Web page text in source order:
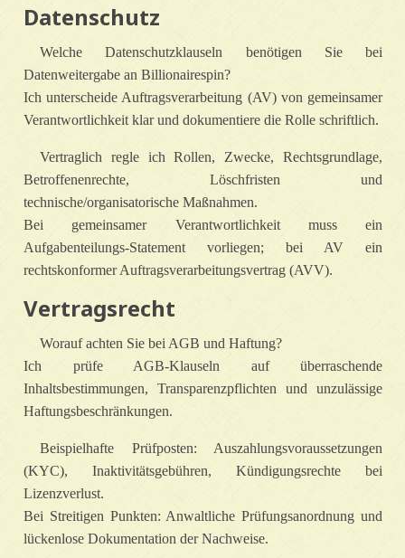
Datenschutz
Welche Datenschutzklauseln benötigen Sie bei
Datenweitergabe an Billionairespin?
Ich unterscheide Auftragsverarbeitung (AV) von gemeinsamer
Verantwortlichkeit klar und dokumentiere die Rolle schriftlich.
Vertraglich regle ich Rollen, Zwecke, Rechtsgrundlage,
Betroffenenrechte, Löschfristen und
technische/organisatorische Maßnahmen.
Bei gemeinsamer Verantwortlichkeit muss ein
Aufgabenteilungs‑Statement vorliegen; bei AV ein
rechtskonformer Auftragsverarbeitungsvertrag (AVV).
Vertragsrecht
Worauf achten Sie bei AGB und Haftung?
Ich prüfe AGB‑Klauseln auf überraschende
Inhaltsbestimmungen, Transparenzpflichten und unzulässige
Haftungsbeschränkungen.
Beispielhafte Prüfposten: Auszahlungsvoraussetzungen
(KYC), Inaktivitätsgebühren, Kündigungsrechte bei
Lizenzverlust.
Bei Streitigen Punkten: Anwaltliche Prüfungsanordnung und
lückenlose Dokumentation der Nachweise.